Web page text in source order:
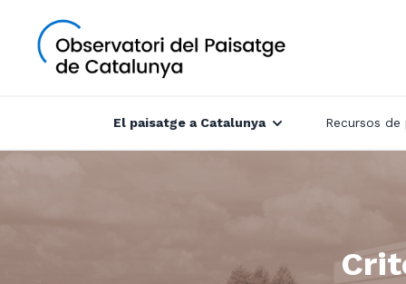
El paisatge a Catalunya Recursos de